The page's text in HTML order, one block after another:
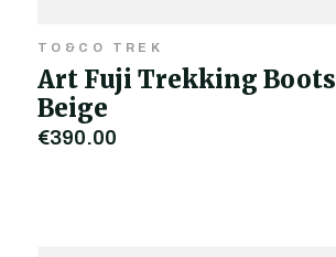
TO&CO TREK
Art Fuji Trekking Boots
Beige
€390,00